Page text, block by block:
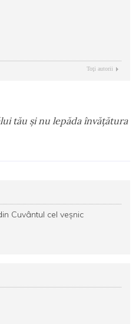
Toţi autorii
tău şi nu lepăda învăţătura
Cuvântul cel veşnic